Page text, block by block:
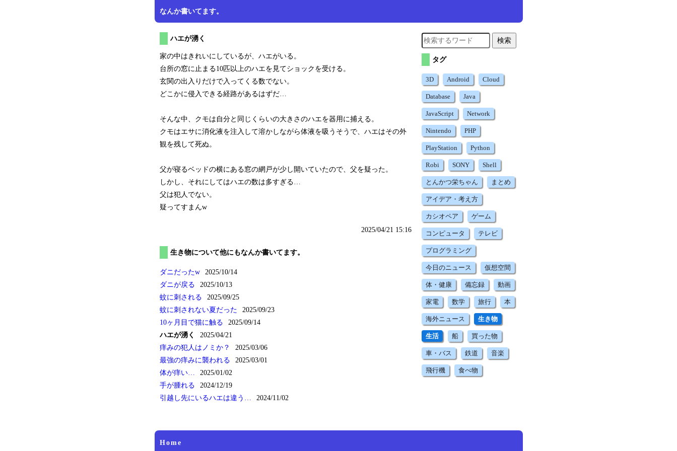
なんか書いてます。
ハエが湧く
家の中はきれいにしているが、ハエがいる。
台所の窓に止まる10匹以上のハエを見てショックを受ける。
玄関の出入りだけで入ってくる数でない。
どこかに侵入できる経路があるはずだ…
そんな中、クモは自分と同じくらいの大きさのハエを器用に捕える。
クモはエサに消化液を注入して溶かしながら体液を吸うそうで、ハエはその外
観を残して死ぬ。
父が寝るベッドの横にある窓の網戸が少し開いていたので、父を疑った。
しかし、それにしてはハエの数は多すぎる…
父は犯人でない。
疑ってすまんw
2025/04/21 15:16
生き物について他にもなんか書いてます。
ダニだったw
2025/10/14
ダニが戻る
2025/10/13
蚊に刺される
2025/09/25
蚊に刺されない夏だった
2025/09/23
10ヶ月目で猫に触る
2025/09/14
ハエが湧く
2025/04/21
痒みの犯人はノミか？
2025/03/06
最強の痒みに襲われる
2025/03/01
体が痒い…
2025/01/02
手が腫れる
2024/12/19
引越し先にいるハエは違う…
2024/11/02
検索
タグ
3D Android Cloud
Database Java
JavaScript Network
Nintendo PHP
PlayStation Python
Robi SONY Shell
とんかつ栄ちゃん まとめ
アイデア・考え方
カシオペア ゲーム
コンピュータ テレビ
プログラミング
今日のニュース 仮想空間
体・健康 備忘録 動画
家電 数学 旅行 本
海外ニュース 生き物
生活 船 買った物
車・バス 鉄道 音楽
飛行機 食べ物
Home